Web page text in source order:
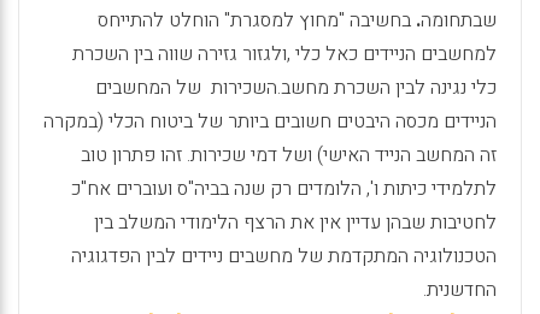
שבתחומה. בחשיבה "מחוץ למסגרת" הוחלט להתייחס
למחשבים הניידים כאל כלי ,ולגזור גזירה שווה בין השכרת
כלי נגינה לבין השכרת מחשב.השכירות של המחשבים
הניידים מכסה היבטים חשובים ביותר של ביטוח הכלי (במקרה
זה המחשב הנייד האישי) ושל דמי שכירות. זהו פתרון טוב
לתלמידי כיתות ו', הלומדים רק שנה בביה"ס ועוברים אח"כ
לחטיבות שבהן עדיין אין את הרצף הלימודי המשלב בין
הטכנולוגיה המתקדמת של מחשבים ניידים לבין הפדגוגיה
החדשנית.